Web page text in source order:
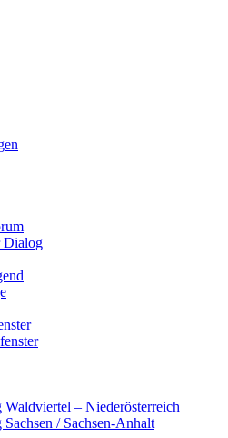
Dialog
– Niederösterreich
/ Sachsen-Anhalt